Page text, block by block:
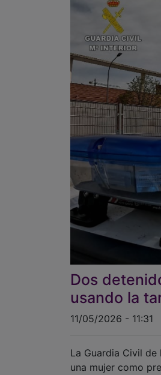
Dos
usando la
11/05/2026 - 11:31
La Guardia Civil
una mujer como